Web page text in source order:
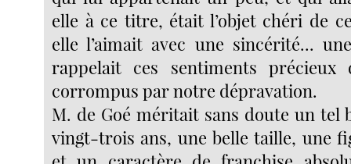
elle à ce titre, était l’objet chéri de
elle l’aimait avec une sincérité...
rappelait ces sentiments
corrompus par notre dépravation.
M. de Goé méritait sans doute un tel
vingt-trois ans, une belle taille, une